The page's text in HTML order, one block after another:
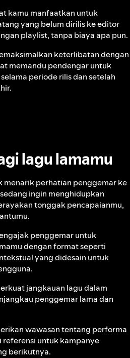
kamu manfaatkan untuk
yang belum dirilis ke editor
playlist, tanpa biaya apa pun.
keterlibatan dengan
memandu pendengar untuk
periode rilis dan setelah
lagu lamamu
menarik perhatian penggemar ke
ingin menghidupkan
tonggak pencapaianmu,
penggemar untuk
dengan format seperti
yang didesain untuk
jangkauan lagu dalam
penggemar lama dan
wawasan tentang performa
referensi untuk kampanye
berikutnya.